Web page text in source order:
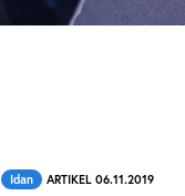
Idan ARTIKEL 06.11.2019